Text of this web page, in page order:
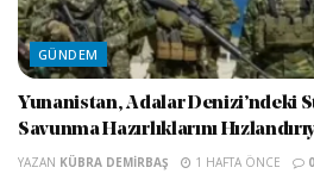
GÜNDEM
Yunanistan, Adalar Denizi’ndeki
Savunma Hazırlıklarını
YAZAN KÜBRA DEMIRBAŞ 1 HAFTA ÖNCE 0